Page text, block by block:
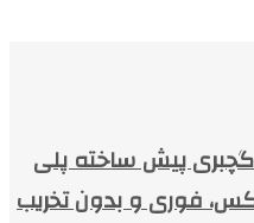
گچبری پیش ساخته پلی
فوری و بدون تخریب